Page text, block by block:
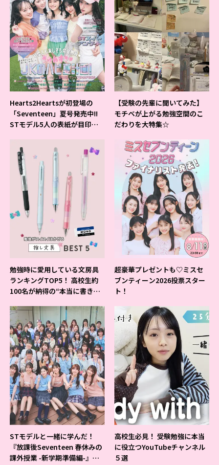
Hearts2Heartsが初登場の
「Seventeen」夏号発売中!!
STモデル5人の表紙が目印だ
【受験の先輩に聞いてみた】
モチベが上がる勉強空間のこ
だわりを大特集☆
勉強時に愛用している文房具
ランキングTOP5！ 高校生約
100名が納得の“本当に書きや
超豪華プレゼントも♡ミスセ
ブンティーン2026投票スター
ト！
STモデルと一緒に学んだ！
『放課後Seventeen 春休みの
課外授業 -新学期準備編-』イ
高校生必見！ 受験勉強に本当
に役立つYouTubeチャンネル
５選